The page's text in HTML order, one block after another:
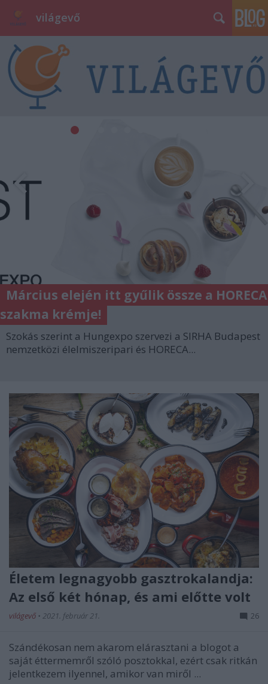
világevő
Március elején itt gyűlik össze a HORECA
szakma krémje!
Szokás szerint a Hungexpo szervezi a SIRHA Budapest
nemzetközi élelmiszeripari és HORECA...
Életem legnagyobb gasztrokalandja:
Az első két hónap, és ami előtte volt
világevő • 2021. február 21. 26
Szándékosan nem akarom elárasztani a blogot a
saját éttermemről szóló posztokkal, ezért csak ritkán
jelentkezem ilyennel, amikor van miről ...